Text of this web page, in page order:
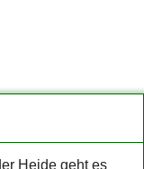
Heide geht es